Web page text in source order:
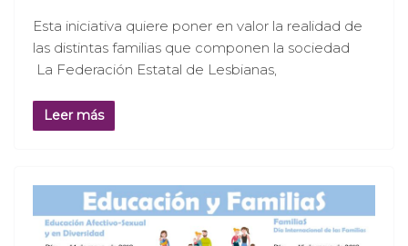
Esta iniciativa quiere poner en valor la realidad de
las distintas familias que componen la sociedad
La Federación Estatal de Lesbianas,
Leer más